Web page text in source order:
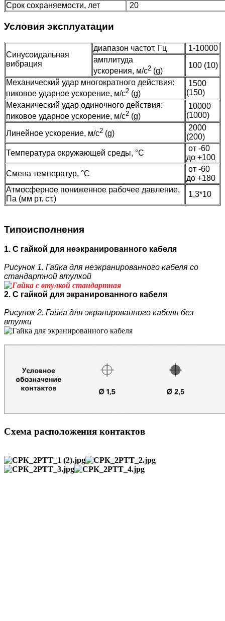
Срок сохраняемости, лет
20
Условия эксплуатации
Синусоидальная
вибрация
диапазон частот, Гц
1-10000
амплитуда
ускорения, м/с2 (g)
100 (10)
Механический удар многократного действия:
пиковое ударное ускорение, м/с2 (g)
1500
(150)
Механический удар одиночного действия:
пиковое ударное ускорение, м/с2 (g)
10000
(1000)
Линейное ускорение, м/с2 (g)
2000
(200)
Температура окружающей среды, °C
от -60
до +100
Смена температур, °C
от -60
до +180
Атмосферное пониженное рабочее давление,
Па (мм рт. ст.)
1,3*10
Типоисполнения
1. С гайкой для неэкранированного кабеля
Рисунок 1. Гайка для неэкранированного кабеля со
стандартной втулкой
2. С гайкой для экранированного кабеля
Рисунок 2. Гайка для экранированного кабеля без
втулки
Схема расположения контактов